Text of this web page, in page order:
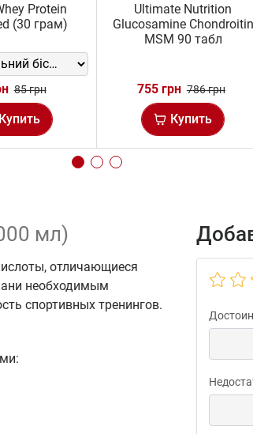
Protein
(30 грам)
85 грн
Купить
Ultimate Nutrition
Glucosamine Chondroitin
MSM 90 табл
755 грн 786 грн
Купить
мл)
отличающиеся
необходимым
спортивных тренингов.